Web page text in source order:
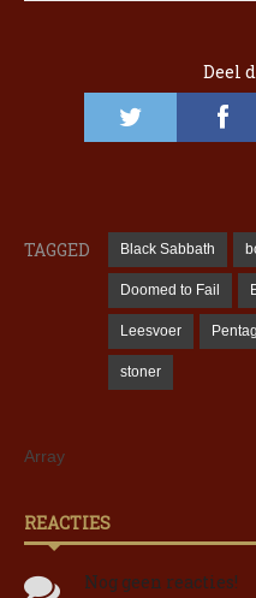
Deel
TAGGED Black Sabbath
Doomed to Fail
Leesvoer
stoner
Array
REACTIES
Nog geen reacties!